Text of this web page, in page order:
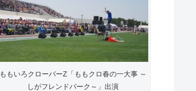
ももいろクローバーZ「ももクロ春の一大事 ～
しがフレンドパーク～」出演